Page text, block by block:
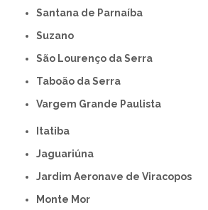
Santana de Parnaíba
Suzano
São Lourenço da Serra
Taboão da Serra
Vargem Grande Paulista
Itatiba
Jaguariúna
Jardim Aeronave de Viracopos
Monte Mor